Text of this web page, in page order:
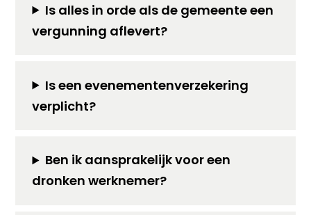
Is alles in orde als de gemeente een
vergunning aflevert?
Is een evenementenverzekering
verplicht?
Ben ik aansprakelijk voor een
dronken werknemer?